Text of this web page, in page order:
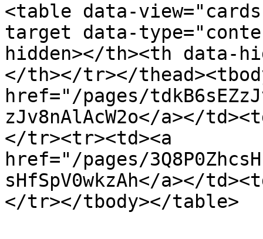
<table data-
target data-
hidden></th><th data-
</th></tr></
href="/pages/
zJv8nAlAcW2o</a></
</tr><tr><td><a
href="/pages/
sHfSpV0wkzAh</a></
</tr></tbody></table>